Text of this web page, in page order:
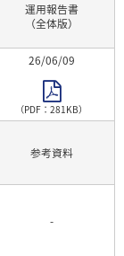
運用報告書
（全体版）
26/06/09
（PDF：281KB）
参考資料
-